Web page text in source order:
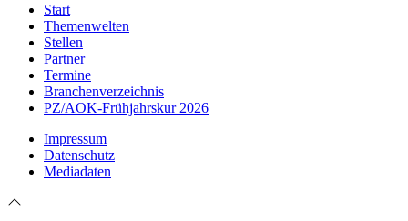
Start
Themenwelten
Stellen
Partner
Termine
Branchenverzeichnis
PZ/AOK-Frühjahrskur 2026
Impressum
Datenschutz
Mediadaten